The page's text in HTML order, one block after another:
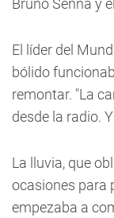
Bruno Senna y
El líder del
bólido
remontar. "La
desde la radio.
La lluvia, que
ocasiones para
empezaba a